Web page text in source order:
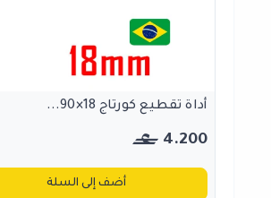
أداة تقطيع كورتاج 18×90...
4.200
أضف إلى السلة